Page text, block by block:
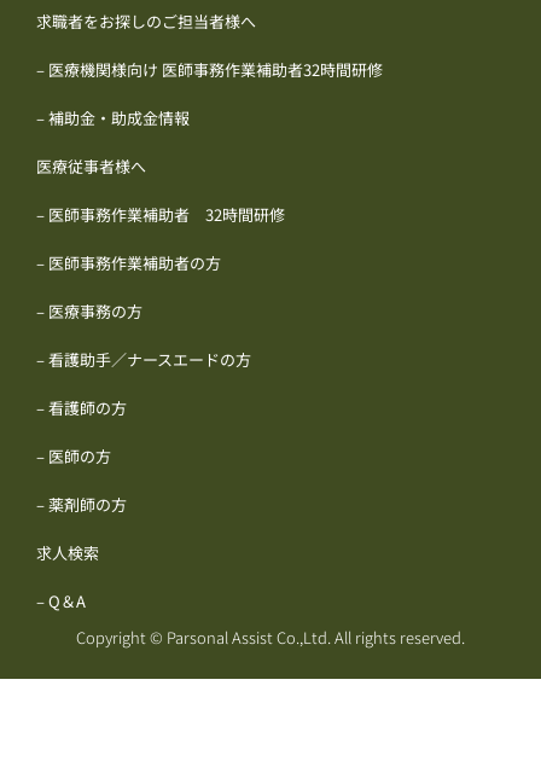
求職者をお探しのご担当者様へ
– 医療機関様向け 医師事務作業補助者32時間研修
– 補助金・助成金情報
医療従事者様へ
– 医師事務作業補助者 32時間研修
– 医師事務作業補助者の方
– 医療事務の方
– 看護助手／ナースエードの方
– 看護師の方
– 医師の方
– 薬剤師の方
求人検索
– Q＆A
Copyright © Parsonal Assist Co.,Ltd. All rights reserved.